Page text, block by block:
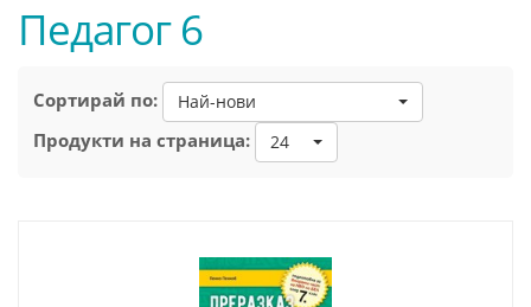
Педагог 6
Сортирай по: Най-нови
Продукти на страница: 24